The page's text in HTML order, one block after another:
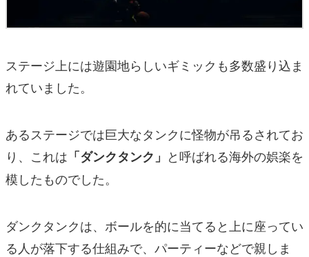
ステージ上には遊園地らしいギミックも多数盛り込ま
れていました。
あるステージでは巨大なタンクに怪物が吊るされてお
り、これは 「ダンクタンク」 と呼ばれる海外の娯楽を
模したものでした。
ダンクタンクは、ボールを的に当てると上に座ってい
る人が落下する仕組みで、パーティーなどで親しま